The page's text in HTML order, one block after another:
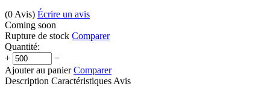
(0 Avis) Écrire un avis
Coming soon
Rupture de stock Comparer
Quantité:
+
−
Ajouter au panier Comparer
Description Caractéristiques Avis